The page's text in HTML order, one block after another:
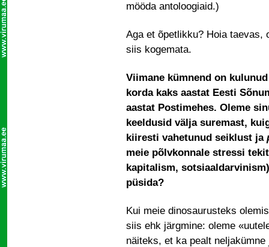
mööda antoloogiaid.)
Aga et õpetlikku? Hoia taevas,
siis kogemata.
Viimane kümnend on
korda kaks aastat Eesti
aastat Postimehes. Oleme
keeldusid välja suremast,
kiiresti vahetunud seiklust ja
meie põlvkonnale stressi
kapitalism,
püsida?
Kui meie dinosaurusteks
siis ehk järgmine: oleme
näiteks, et ka pealt